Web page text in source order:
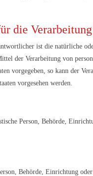
die
ist die natürliche
der Verarbeitung von
vorgegeben, so kann der
vorgesehen werden.
Person, Behörde,
Behörde, Einrichtung